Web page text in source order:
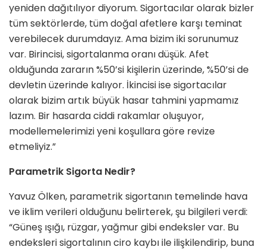
yeniden dağıtılıyor diyorum. Sigortacılar olarak bizler
tüm sektörlerde, tüm doğal afetlere karşı teminat
verebilecek durumdayız. Ama bizim iki sorunumuz
var. Birincisi, sigortalanma oranı düşük. Afet
olduğunda zararın %50’si kişilerin üzerinde, %50’si de
devletin üzerinde kalıyor. İkincisi ise sigortacılar
olarak bizim artık büyük hasar tahmini yapmamız
lazım. Bir hasarda ciddi rakamlar oluşuyor,
modellemelerimizi yeni koşullara göre revize
etmeliyiz.”
Parametrik Sigorta Nedir?
Yavuz Ölken, parametrik sigortanın temelinde hava
ve iklim verileri olduğunu belirterek, şu bilgileri verdi:
“Güneş ışığı, rüzgar, yağmur gibi endeksler var. Bu
endeksleri sigortalının ciro kaybı ile ilişkilendirip, buna